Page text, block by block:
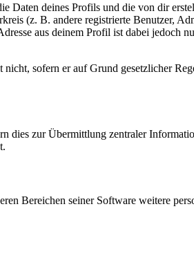
Daten deines Profils und die von dir
(z. B. andere registrierte Benutzer,
aus deinem Profil ist dabei jedoch
sofern er auf Grund gesetzlicher
dies zur Übermittlung zentraler
Bereichen seiner Software weitere